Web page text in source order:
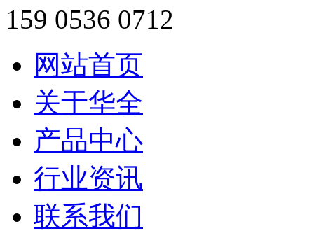
159 0536 0712
网站首页
关于华全
产品中心
行业资讯
联系我们